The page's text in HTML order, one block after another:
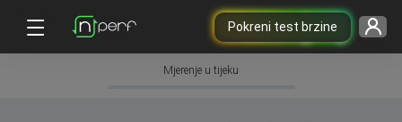
Pokreni test brzine
Mjerenje u tijeku